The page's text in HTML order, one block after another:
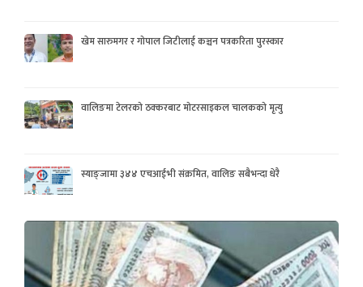
खेम सारुमगर र गोपाल जिटीलाई कञ्चन पत्रकरिता पुरस्कार
वालिङमा टेलरको ठक्करबाट मोटरसाइकल चालकको मृत्यु
स्याङ्जामा ३४४ एचआईभी संक्रमित, वालिङ सबैभन्दा धेरै